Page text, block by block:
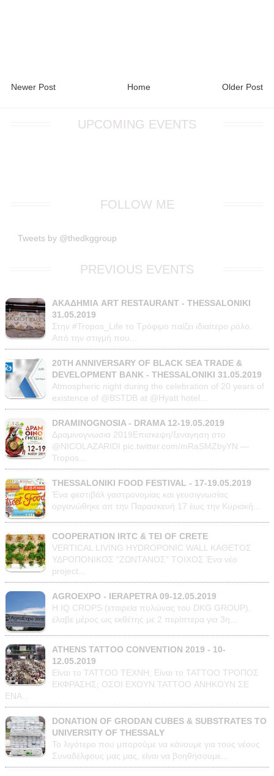
Newer Post Older Post
Home
UPCOMING EVENTS
FOLLOW ME
Tweets by @thedkggroup
PREVIOUS EVENTS
ΑΚΑΔΗΜΙΑ ART RESTAURANT - THESSALONIKI
31.05.2019
Στην #Tropos_Life το Τρόφιμο παίζει ιδιαίτερο ρόλο.
Από την στιγμή που...
20TH ANNIVERSARY OF BLACK SEA TRADE &
DEVELOPMENT BANK - THESSALONIKI 31.05.2019
Atmospheric night during the celebration of 20 years of
existence of @BSTDB at @Hyatt hotel...
DRAMINOGNOSIA - DRAMA 12-19.05.2019
Δραμινογνωσια 2019Επισκεψη/ξεναγηση στο
@NICOLAZARIDI pic.twitter.com/mRaSMZbyYN —
Tropos...
THESSALONIKI FOOD FESTIVAL - 17-19.05.2019
Ένα φεστιβάλ γαστρονομίας και γευσιγνωσίας
οργανώθηκε απ την Παρασκευή 17 έως την Κυριακή...
COOPERATION IRTC & TEI OF CRETE
VERTICAL LIVING HYDROPONIC WALL ΚΑΘΕΤΟΣ
ΥΔΡΟΠΟΝΙΚΟΣ "ΖΩΝΤΑΝΟΣ" ΤΟΙΧΟΣ Ένα νέο
project...
AGROEXPO - IERAPETRA 09-12.05.2019
Η IQ CROPS (εταιρεία πυλώνας του DKG GROUP),
έλαβε μέρος ως εκθέτης με 2 περίπτερα για 3η...
ATHENS TATTOO CONVENTION 2019 - 10-
12.05.2019
Είναι το ΤΑΤΤΟΟ TEXNH; Είναι το ΤΑΤΤΟΟ ΤΡΟΠΟΣ
ΕΚΦΡΑΣΗΣ; ΟΣΟΙ ΕΧΟΥΝ TATTOO ΑΝΗΚΟΥΝ ΣΕ
ΕΝΑ...
DONATION OF GRODAN CUBES & SUBSTRATES TO
UNIVERSITY OF THESSALY
Το λιγότερο που μπορούμε να κάνουμε για τους νέους
Συναδέλφους μας μας, είναι να βοηθήσουμε...